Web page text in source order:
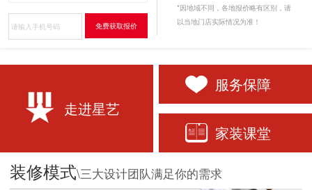
免费获取报价
*因地域不同，各地报价略有区别，请
以当地门店实际情况为准！
走进星艺
服务保障
家装课堂
装修模式\三大设计团队满足你的需求